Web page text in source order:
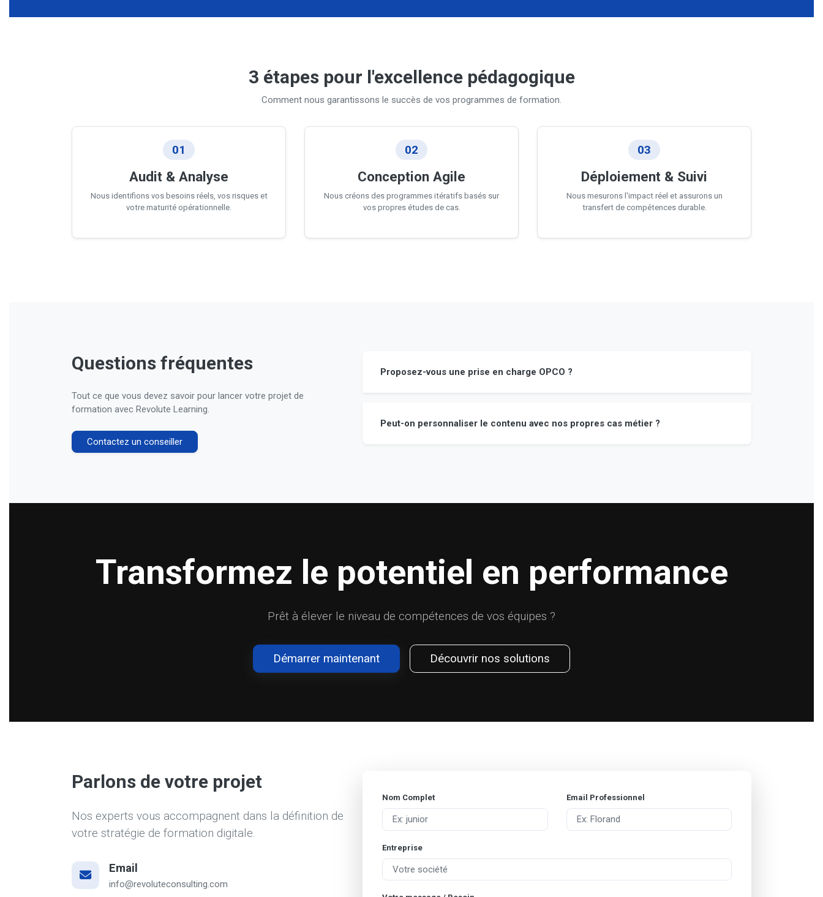
3 étapes pour l'excellence pédagogique
Comment nous garantissons le succès de vos programmes de formation.
01
Audit & Analyse
Nous identifions vos besoins réels, vos risques et
votre maturité opérationnelle.
02
Conception Agile
Nous créons des programmes itératifs basés sur
vos propres études de cas.
03
Déploiement & Suivi
Nous mesurons l'impact réel et assurons un
transfert de compétences durable.
Questions fréquentes
Tout ce que vous devez savoir pour lancer votre projet de
formation avec Revolute Learning.
Contactez un conseiller
Proposez-vous une prise en charge OPCO ?
Peut-on personnaliser le contenu avec nos propres cas métier ?
Transformez le potentiel en performance
Prêt à élever le niveau de compétences de vos équipes ?
Démarrer maintenant Découvrir nos solutions
Parlons de votre projet
Nos experts vous accompagnent dans la définition de
votre stratégie de formation digitale.
Email
info@revoluteconsulting.com
Nom Complet Email Professionnel
Entreprise